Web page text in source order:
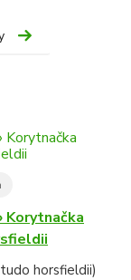
horsfieldii)